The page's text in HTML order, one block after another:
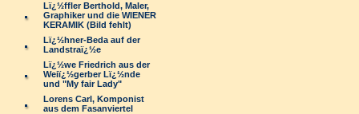
Lï¿½ffler Berthold, Maler,
Graphiker und die WIENER
KERAMIK (Bild fehlt)
Lï¿½hner-Beda auf der
Landstraï¿½e
Lï¿½we Friedrich aus der
Weiï¿½gerber Lï¿½nde
und "My fair Lady"
Lorens Carl, Komponist
aus dem Fasanviertel